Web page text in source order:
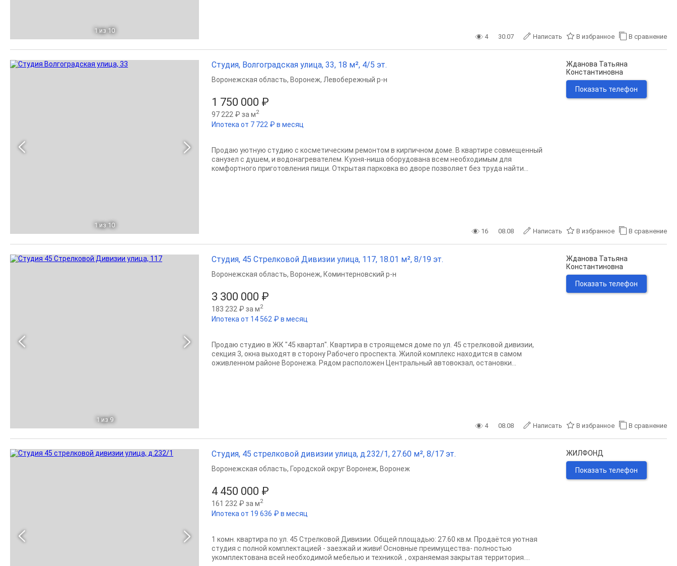
1 из 10
4 30.07 Написать В избранное В сравнение
1 из 10
Студия, Волгоградская улица, 33, 18 м², 4/5 эт.
1 750 000 ₽
97 222 ₽ за м2
Ипотека от 7 722 ₽ в месяц
Воронежская область, Воронеж, Левобережный р-н
Продаю уютную студию с косметическим ремонтом в кирпичном доме. В квартире совмещенный
санузел с душем, и водонагревателем. Кухня-ниша оборудована всем необходимым для
комфортного приготовления пищи. Открытая парковка во дворе позволяет без труда найти...
Жданова Татьяна
Константиновна
Показать телефон
16 08.08 Написать В избранное В сравнение
1 из 9
Студия, 45 Стрелковой Дивизии улица, 117, 18.01 м², 8/19 эт.
3 300 000 ₽
183 232 ₽ за м2
Ипотека от 14 562 ₽ в месяц
Воронежская область, Воронеж, Коминтерновский р-н
Продаю студию в ЖК "45 квартал". Квартира в строящемся доме по ул. 45 стрелковой дивизии,
секция 3, окна выходят в сторону Рабочего проспекта. Жилой комплекс находится в самом
оживленном районе Воронежа. Рядом расположен Центральный автовокзал, остановки...
Жданова Татьяна
Константиновна
Показать телефон
4 08.08 Написать В избранное В сравнение
Студия, 45 стрелковой дивизии улица, д.232/1, 27.60 м², 8/17 эт.
4 450 000 ₽
161 232 ₽ за м2
Ипотека от 19 636 ₽ в месяц
Воронежская область, Городской округ Воронеж, Воронеж
1 комн. квартира по ул. 45 Стрелковой Дивизии. Общей площадью: 27.60 кв.м. Продаётся уютная
студия с полной комплектацией - заезжай и живи! Основные преимущества- полностью
укомплектована всей необходимой мебелью и техникой. , охраняемая закрытая территория....
ЖИЛФОНД
Показать телефон